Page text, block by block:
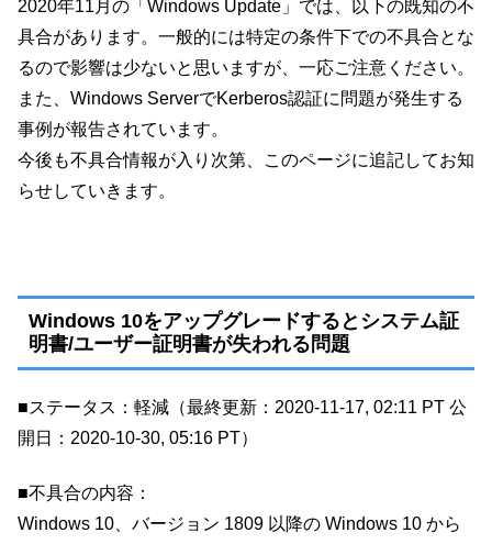
2020年11月の「Windows Update」では、以下の既知の不
具合があります。一般的には特定の条件下での不具合とな
るので影響は少ないと思いますが、一応ご注意ください。
また、Windows ServerでKerberos認証に問題が発生する
事例が報告されています。
今後も不具合情報が入り次第、このページに追記してお知
らせしていきます。
Windows 10をアップグレードするとシステム証
明書/ユーザー証明書が失われる問題
■ステータス：軽減（最終更新：2020-11-17, 02:11 PT 公
開日：2020-10-30, 05:16 PT）
■不具合の内容：
Windows 10、バージョン 1809 以降の Windows 10 から